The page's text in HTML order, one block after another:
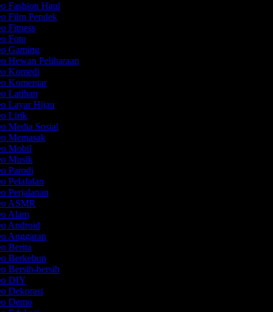
Fashion Haul
Film Pendek
Fitness
Foto
Gaming
Hewan Peliharaan
Komedi
Komentar
Latihan
Layar Hijau
Lirik
Media Sosial
Memasak
Mobil
Musik
Parodi
Pelafalan
Perjalanan
ASMR
Alam
Android
Anggaran
Berita
Berkebun
Bersih-bersih
DIY
Dekorasi
Demo